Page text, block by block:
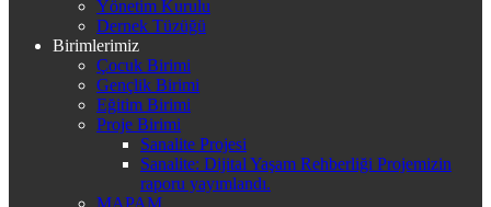
Yönetim Kurulu
Dernek Tüzüğü
Birimlerimiz
Çocuk Birimi
Gençlik Birimi
Eğitim Birimi
Proje Birimi
Sanalite Projesi
Sanalite: Dijital Yaşam Rehberliği Projemizin
raporu yayımlandı.
MAPAM